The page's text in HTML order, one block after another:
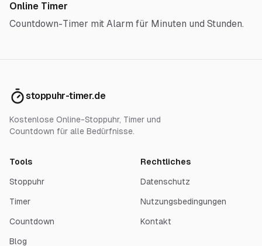
Online Timer
Countdown-Timer mit Alarm für Minuten und Stunden.
stoppuhr-timer.de
Kostenlose Online-Stoppuhr, Timer und
Countdown für alle Bedürfnisse.
Tools
Stoppuhr
Timer
Countdown
Blog
Rechtliches
Datenschutz
Nutzungsbedingungen
Kontakt